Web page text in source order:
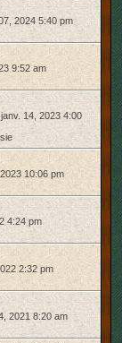
2024 5:40 pm
9:52 am
14, 2023 4:00
10:06 pm
4:24 pm
2:32 pm
2021 8:20 am